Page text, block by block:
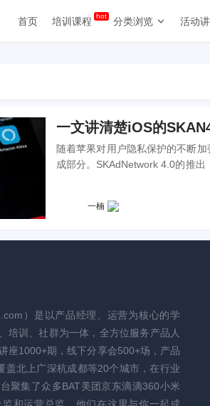
首页 培训课程 分类浏览 活动
一文讲清楚iOS的
随着苹果对用户隐私保护的不断
成部分。SKAdNetwork 4.0的推出
架，以适应苹果隐私政策下的广告
一楠
）是以产品经理、运营为核心的学
培训、社群为一体，全方位服务产品人
座1000+期，线下分享会500+场，产品
盖北上广深杭成都等20个城市，在行业
聚集了众多BAT美团京东滴滴360小米